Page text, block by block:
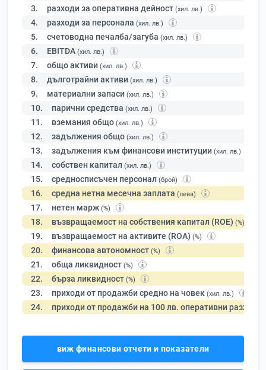
3. разходи за оперативна дейност (хил. лв.)
4. разходи за персонала (хил. лв.)
5. счетоводна печалба/загуба (хил. лв.)
6. EBITDA (хил. лв.)
7. общо активи (хил. лв.)
8. дълготрайни активи (хил. лв.)
9. материални запаси (хил. лв.)
10. парични средства (хил. лв.)
11. вземания общо (хил. лв.)
12. задължения общо (хил. лв.)
13. задължения към финансови институции (хил. лв.)
14. собствен капитал (хил. лв.)
15. средносписъчен персонал (брой)
16. средна нетна месечна заплата (лева)
17. нетен марж (%)
18. възвращаемост на собствения капитал (ROE) (%)
19. възвращаемост на активите (ROA) (%)
20. финансова автономност (%)
21. обща ликвидност (%)
22. бърза ликвидност (%)
23. приходи от продажби средно на човек (хил. лв.)
24. приходи от продажби на 100 лв. оперативни разходи
виж финансови отчети и показатели